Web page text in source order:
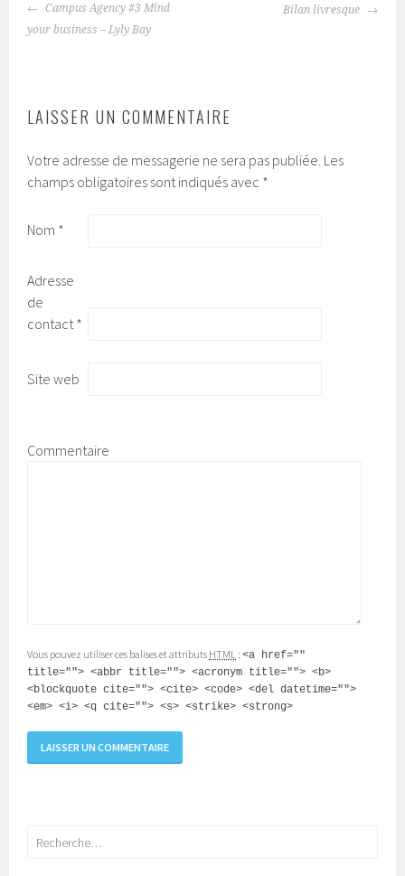
NAVIGATION
Campus Agency #3 Mind
your business – Lyly Bay
Bilan livresque
LAISSER UN COMMENTAIRE
Votre adresse de messagerie ne sera pas publiée. Les
champs obligatoires sont indiqués avec *
Nom *
Adresse
de
contact *
Site web
Commentaire
Vous pouvez utiliser ces balises et attributs HTML :<a href=""
title=""> <abbr title=""> <acronym title=""> <b>
<blockquote cite=""> <cite> <code> <del datetime="">
<em> <i> <q cite=""> <s> <strike> <strong>
Rechercher :